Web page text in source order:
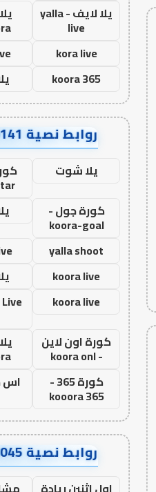
يلا لايف - yalla
live
kora live
koora 365
روابط نصية AA90141
يلا شوت
كورة جول -
koora-goal
yalla shoot
koora live
koora live
كورة اون لاين
- koora onl
كورة 365 -
kooora 365
روابط نصية AA38045